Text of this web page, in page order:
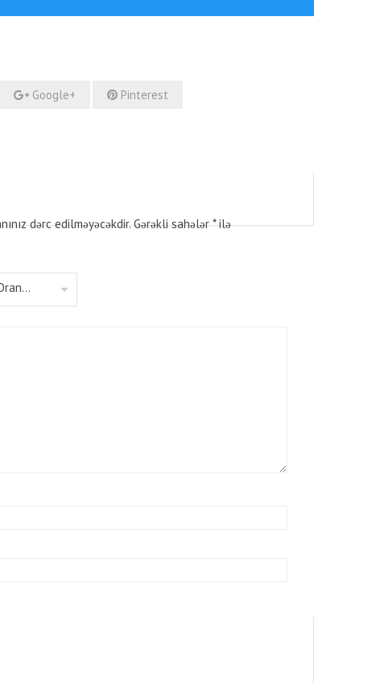
Google+ Pinterest
dərc edilməyəcəkdir. Gərəkli sahələr*ilə